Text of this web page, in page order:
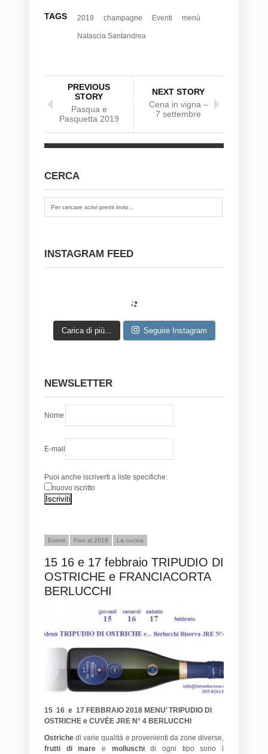
TAGS 2019 champagne Eventi menù
Natascia Santandrea
PREVIOUS
STORY
Pasqua e
Pasquetta 2019
NEXT STORY
Cena in vigna –
7 settembre
CERCA
INSTAGRAM FEED
Carica di più... Seguire Instagram
NEWSLETTER
Nome
E-mail
Puoi anche iscriverti a liste specifiche:
nuovo iscritto
Eventi Fino al 2018 La cucina
15 16 e 17 febbraio TRIPUDIO DI
OSTRICHE e FRANCIACORTA
BERLUCCHI
15 16 e 17 FEBBRAIO 2018 MENU’ TRIPUDIO DI
OSTRICHE e CUVÉE JRE N° 4 BERLUCCHI
Ostriche di varie qualità e provenienti da zone diverse,
frutti di mare e molluschidi ogni tipo sono i